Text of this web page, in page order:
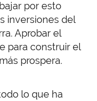
por esto
inversiones del
Aprobar el
para construir el
prospera.
lo que ha